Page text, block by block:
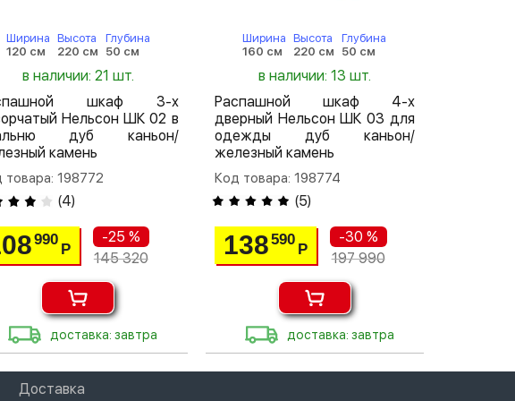
Ширина
120 см
Высота
220 см
Глубина
50 см
в наличии: 21 шт.
шкаф 3-х
Нельсон ШК 02 в
дуб каньон/
камень
товара: 198772
(4)
990
Р
-25 %
145 320
доставка: завтра
Ширина
160 см
Высота
220 см
Глубина
50 см
в наличии: 13 шт.
Распашной шкаф 4-х
дверный Нельсон ШК 03 для
одежды дуб каньон/
железный камень
Код товара: 198774
(5)
138590
Р
-30 %
197 990
доставка: завтра
Доставка